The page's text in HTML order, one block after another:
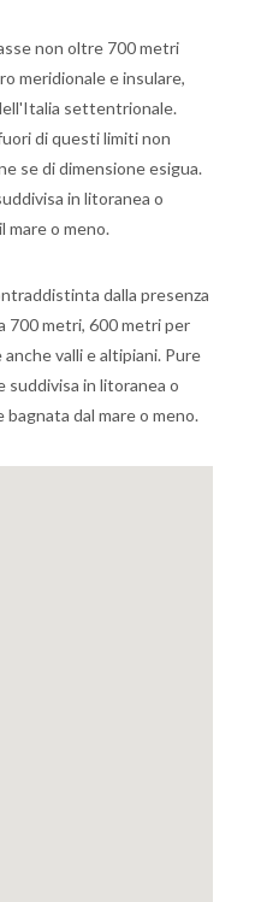
non oltre 700 metri
meridionale e insulare,
settentrionale.
di questi limiti non
se di dimensione esigua.
in litoranea o
mare o meno.
dalla presenza
700 metri, 600 metri per
valli e altipiani. Pure
suddivisa in litoranea o
dal mare o meno.